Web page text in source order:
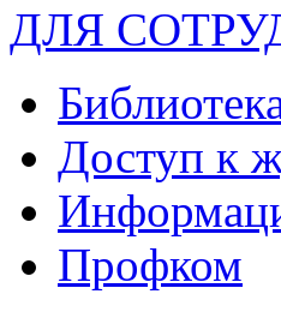
ДЛЯ
Доступ к
Профком